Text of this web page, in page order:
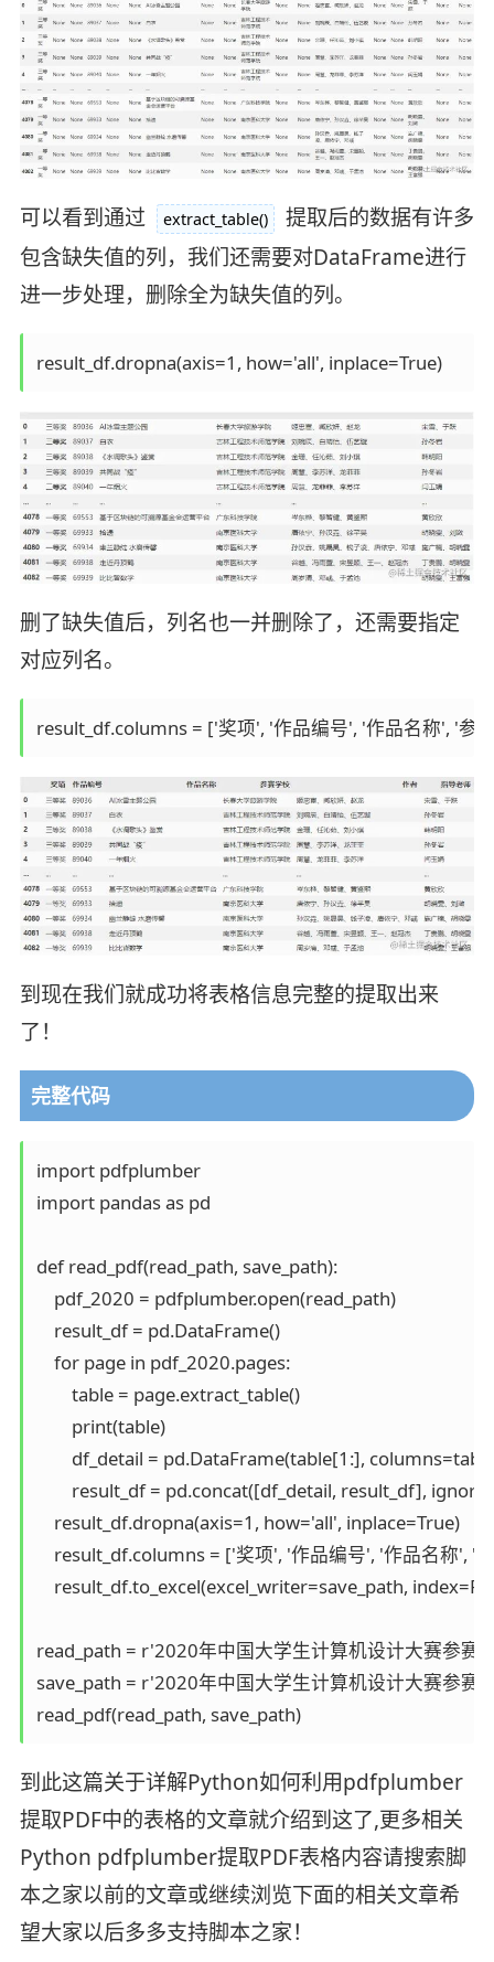
可以看到通过 extract_table()
提取后的数据有许多
包含缺失值的列，我们还需要对DataFrame进行
进一步处理，删除全为缺失值的列。
result_df.dropna(axis=1, how='all', inplace=True)
删了缺失值后，列名也一并删除了，还需要指定
对应列名。
到现在我们就成功将表格信息完整的提取出来
了！
完整代码
import pdfplumber
import pandas as pd
def read_pdf(read_path, save_path):
    pdf_2020 = pdfplumber.open(read_path)
    result_df = pd.DataFrame()
    for page in pdf_2020.pages:
        table = page.extract_table()
        print(table)
df_detail = pd.DataFrame(table[1:],
result_df = pd.concat([df_detail, result_df],
    result_df.dropna(axis=1, how='all', inplace=True)
result_df.columns = ['奖项', '作品编号', '作品名称', '
result_df.to_excel(excel_writer=save_path,
read_path = r'2020年中国大学生计算机设计大赛参赛
save_path = r'2020年中国大学生计算机设计大赛参赛
read_pdf(read_path, save_path)
到此这篇关于详解Python如何利用pdfplumber
提取PDF中的表格的文章就介绍到这了,更多相关
Python pdfplumber提取PDF表格内容请搜索脚
本之家以前的文章或继续浏览下面的相关文章希
望大家以后多多支持脚本之家！